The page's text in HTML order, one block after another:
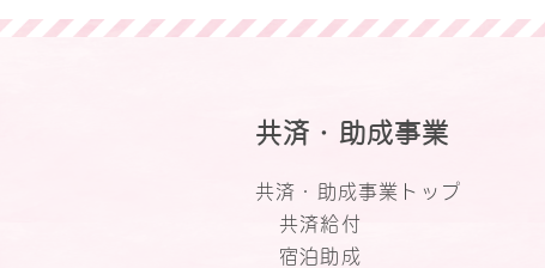
共済・助成事業
共済・助成事業トップ
共済給付
宿泊助成